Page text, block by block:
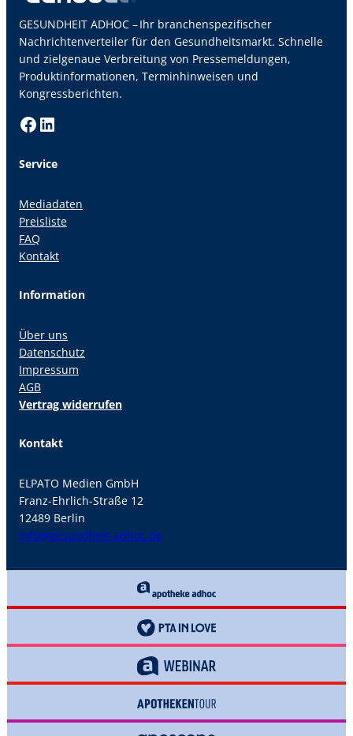
GESUNDHEIT ADHOC – Ihr branchenspezifischer
Nachrichtenverteiler für den Gesundheitsmarkt. Schnelle
und zielgenaue Verbreitung von Pressemeldungen,
Produktinformationen, Terminhinweisen und
Kongressberichten.
Facebook LinkedIn
Service
Mediadaten
Preisliste
FAQ
Kontakt
Information
Über uns
Datenschutz
Impressum
AGB
Vertrag widerrufen
Kontakt
ELPATO Medien GmbH
Franz-Ehrlich-Straße 12
12489 Berlin
info@gesundheit-adhoc.de